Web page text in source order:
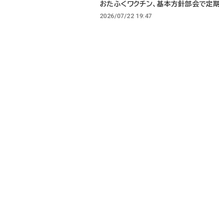
おたふくワクチン、基本方針部会で定
2026/07/22 19:47